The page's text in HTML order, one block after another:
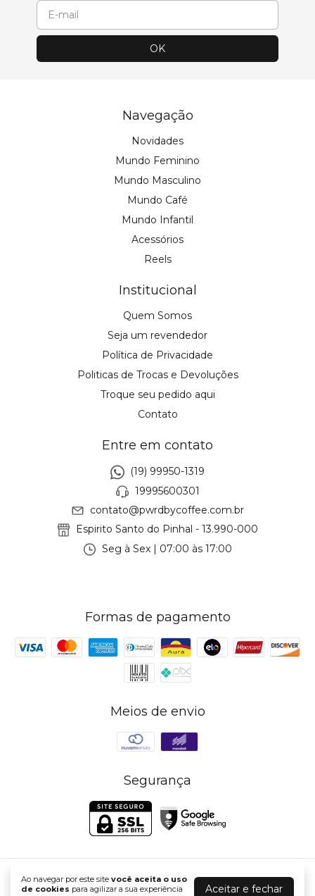
Ao navegar por este site você aceita o uso
de cookies para agilizar a sua experiência
Aceitar e fechar
Navegação
Novidades
Mundo Feminino
Mundo Masculino
Mundo Café
Mundo Infantil
Acessórios
Reels
Institucional
Quem Somos
Seja um revendedor
Política de Privacidade
Politicas de Trocas e Devoluções
Troque seu pedido aqui
Contato
Entre em contato
(19) 99950-1319
19995600301
contato@pwrdbycoffee.com.br
Espirito Santo do Pinhal - 13.990-000
Seg à Sex | 07:00 às 17:00
Formas de pagamento
Meios de envio
Segurança
PWRD By Coffee B2C